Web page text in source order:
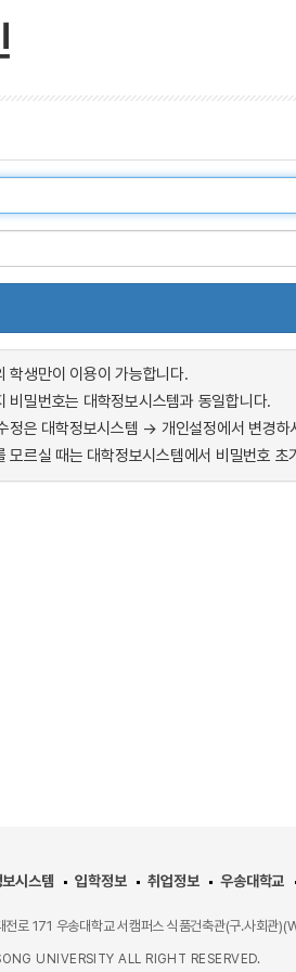
학생만이 이용이 가능합니다.
비밀번호는 대학정보시스템과 동일합니다.
정은 대학정보시스템 → 개인설정에서 변경하
모르실 때는 대학정보시스템에서 비밀번호 초
시스템 입학정보 취업정보 우송대학교
로 171 우송대학교 서캠퍼스 식품건축관(구.사회관
UNIVERSITY ALL RIGHT RESERVED.